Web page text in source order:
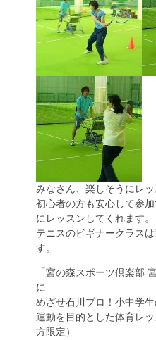
みなさん、楽しそうにレ
初心者の方も安心して参
にレッスンしてくれます。
テニスのビギナークラス
す。
「宮の森スポーツ倶楽部
に
めざせ石川プロ！小中学
運動を目的とした体育レ
方限定）